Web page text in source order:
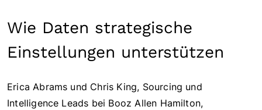
Wie Daten strategische
Einstellungen unterstützen
Erica Abrams und Chris King, Sourcing und
Intelligence Leads bei Booz Allen Hamilton,